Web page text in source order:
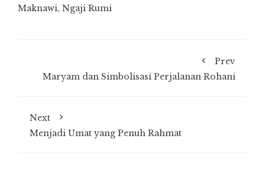
Maknawi, Ngaji Rumi
Prev
Maryam dan Simbolisasi Perjalanan Rohani
Next
Menjadi Umat yang Penuh Rahmat